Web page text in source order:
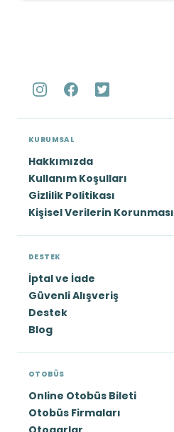
KURUMSAL
Hakkımızda
Kullanım Koşulları
Gizlilik Politikası
Kişisel Verilerin Korunması
DESTEK
İptal ve İade
Güvenli Alışveriş
Destek
Blog
OTOBÜS
Online Otobüs Bileti
Otobüs Firmaları